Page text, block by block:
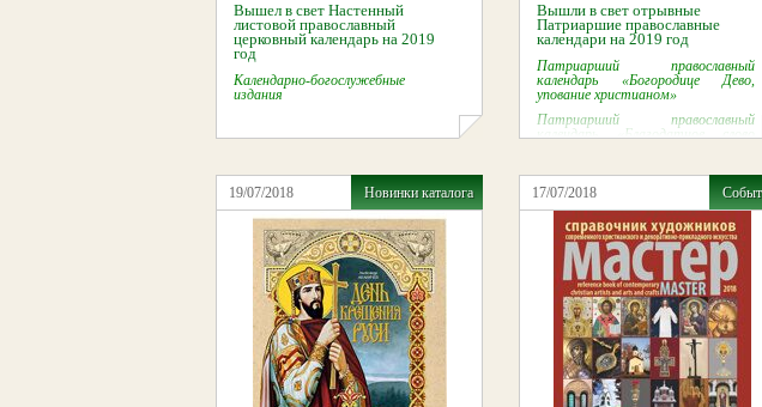
Вышел в свет Настенный
листовой православный
церковный календарь на 2019
год
Календарно-богослужебные
издания
Вышли в свет отрывные
Патриаршие православные
календари на 2019 год
Патриарший православный
календарь «Богородице Дево,
упование христианом»
Патриарший православный
календарь «Благодатное слово
19/07/2018 Новинки каталога 17/07/2018